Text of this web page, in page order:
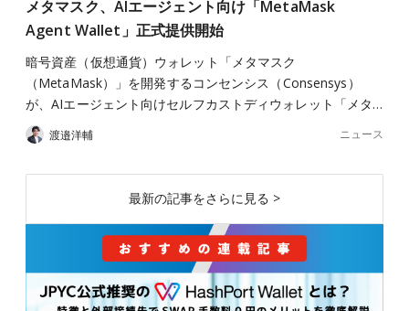
メタマスク、AIエージェント向け「MetaMask
Agent Wallet」正式提供開始
暗号資産（仮想通貨）ウォレット「メタマスク
（MetaMask）」を開発するコンセンシス（Consensys）
が、AIエージェント向けセルフカストディウォレット「メタ…
渡邉洋輔 ニュース
最新の記事をさらに見る >